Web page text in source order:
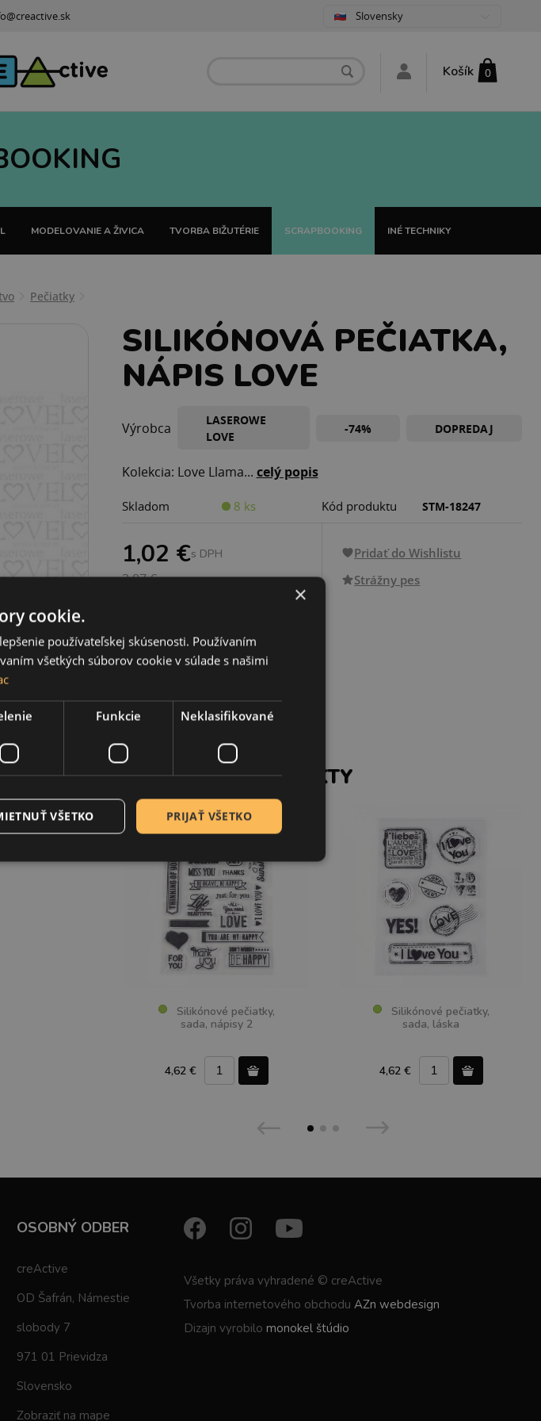
Slovensky
Košík 0
MODELOVANIE A ŽIVICA TVORBA BIŽUTÉRIE SCRAPBOOKING INÉ TECHNIKY
Pečiatky
SILIKÓNOVÁ PEČIATKA,
NÁPIS LOVE
Výrobca
LASEROWE
LOVE
-74% DOPREDAJ
Kolekcia: Love Llama... celý popis
Skladom 8 ks Kód produktu STM-18247
1,02 €s DPH
3,97 €
Pridať do Wishlistu
Strážny pes
SÚVISIACE PRODUKTY
Silikónové pečiatky,
sada, nápisy 2
4,62 €
Silikónové pečiatky,
sada, láska
4,62 €
OSOBNÝ ODBER
creActive
OD Šafrán, Námestie
slobody 7
971 01 Prievidza
Slovensko
Zobraziť na mape
Všetky práva vyhradené © creActive
Tvorba internetového obchodu AZn webdesign
Dizajn vyrobilo monokel štúdio
×
cookie.
používateľskej skúsenosti. Používaním
všetkých súborov cookie v súlade s našimi
Funkcie Neklasifikované
PRIJAŤ VŠETKO
VŠETKO